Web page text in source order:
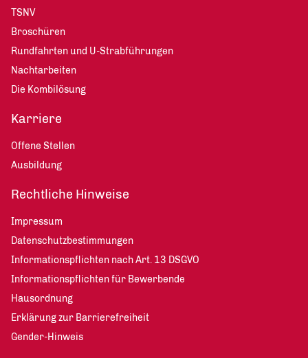
TSNV
Broschüren
Rundfahrten und U-Strabführungen
Nachtarbeiten
Die Kombilösung
Karriere
Offene Stellen
Ausbildung
Rechtliche Hinweise
Impressum
Datenschutzbestimmungen
Informationspflichten nach Art. 13 DSGVO
Informationspflichten für Bewerbende
Hausordnung
Erklärung zur Barrierefreiheit
Gender-Hinweis